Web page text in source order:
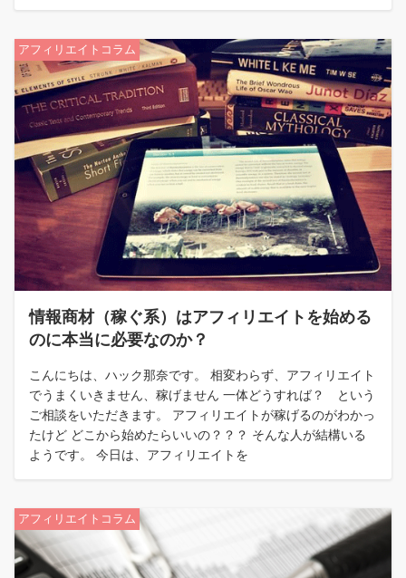
アフィリエイトコラム
情報商材（稼ぐ系）はアフィリエイトを始める
のに本当に必要なのか？
こんにちは、ハック那奈です。 相変わらず、アフィリエイト
でうまくいきません、稼げません 一体どうすれば？ という
ご相談をいただきます。 アフィリエイトが稼げるのがわかっ
たけど どこから始めたらいいの？？？ そんな人が結構いる
ようです。 今日は、アフィリエイトを
アフィリエイトコラム